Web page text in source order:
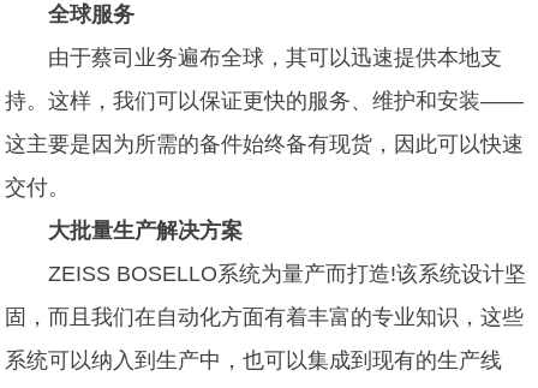
全球服务
由于蔡司业务遍布全球，其可以迅速提供本地支
持。这样，我们可以保证更快的服务、维护和安装——
这主要是因为所需的备件始终备有现货，因此可以快速
交付。
大批量生产解决方案
ZEISS BOSELLO系统为量产而打造!该系统设计坚
固，而且我们在自动化方面有着丰富的专业知识，这些
系统可以纳入到生产中，也可以集成到现有的生产线